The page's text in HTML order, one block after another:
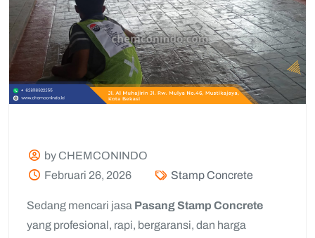
by CHEMCONINDO
Februari 26, 2026
Stamp Concrete
Sedang mencari jasa Pasang Stamp Concrete
yang profesional, rapi, bergaransi, dan harga